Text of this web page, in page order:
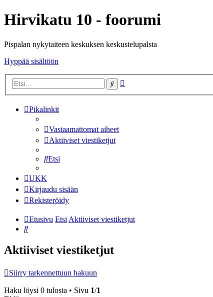
Hirvikatu 10 - foorumi
Pispalan nykytaiteen keskuksen keskustelupalsta
Hyppää sisältöön
Etsi
Pikalinkit
Vastaamattomat aiheet
Aktiiviset viestiketjut
Etsi
UKK
Kirjaudu sisään
Rekisteröidy
Etusivu EtsiAktiiviset viestiketjut
Etsi
Aktiiviset viestiketjut
Siirry tarkennettuun hakuun
Haku löysi 0 tulosta • Sivu 1/1